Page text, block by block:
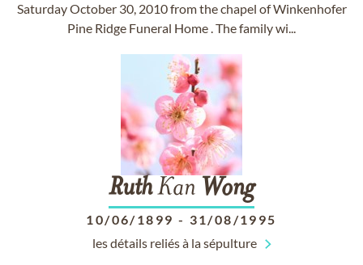
Saturday October 30, 2010 from the chapel of Winkenhofer
Pine Ridge Funeral Home . The family wi...
RuthKan Wong
10/06/1899 - 31/08/1995
les détails reliés à la sépulture